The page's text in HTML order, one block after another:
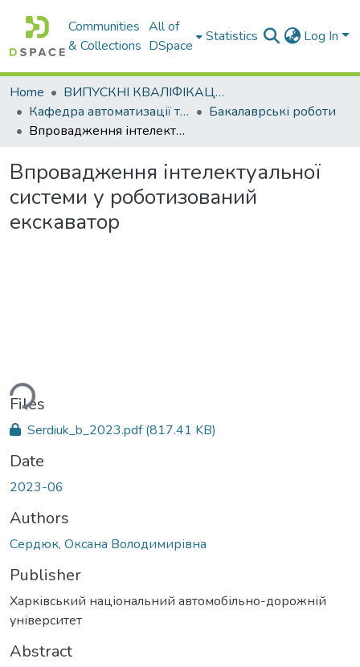
Communities
& Collections
All of
DSpace
Statistics Log In
Home
ВИПУСКНІ КВАЛІФІКАЦІЙНІ РОБОТИ
Кафедра автоматизації та комп’ютерно-інтегрованих технологій
Бакалаврські роботи
Впровадження інтелектуальної системи у роботизований екскаватор
Впровадження інтелектуальної
системи у роботизований
екскаватор
Files
Serdiuk_b_2023.pdf(817.41 KB)
Date
2023-06
Authors
Сердюк, Оксана Володимирівна
Publisher
Харківський національний автомобільно-дорожній
університет
Abstract